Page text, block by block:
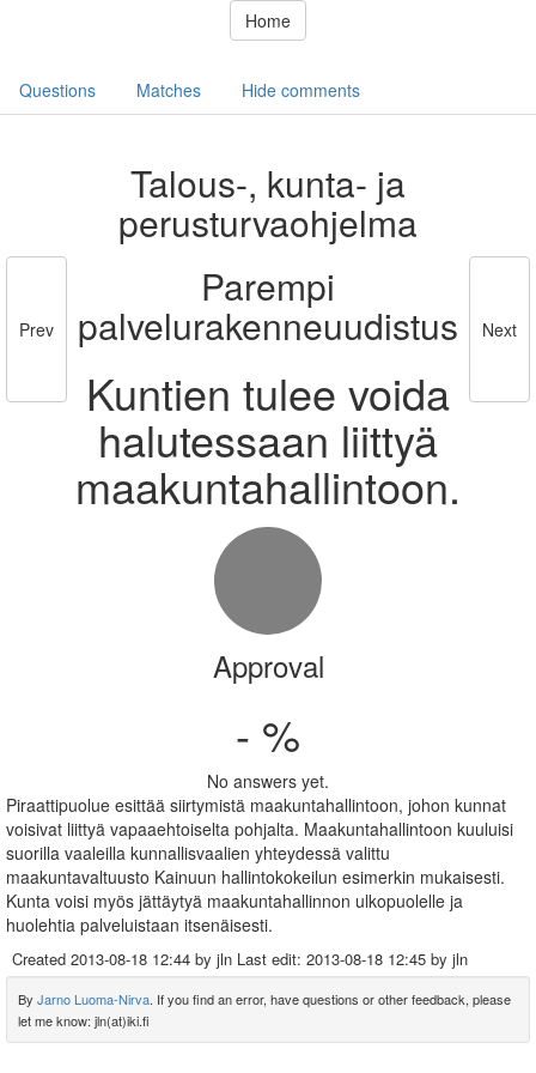
Home
Questions Matches Hide comments
Prev
Talous-, kunta- ja
perusturvaohjelma
Parempi
palvelurakenneuudistus
Kuntien tulee voida
halutessaan liittyä
maakuntahallintoon.
Next
Approval
- %
No answers yet.
Piraattipuolue esittää siirtymistä maakuntahallintoon, johon kunnat
voisivat liittyä vapaaehtoiselta pohjalta. Maakuntahallintoon kuuluisi
suorilla vaaleilla kunnallisvaalien yhteydessä valittu
maakuntavaltuusto Kainuun hallintokokeilun esimerkin mukaisesti.
Kunta voisi myös jättäytyä maakuntahallinnon ulkopuolelle ja
huolehtia palveluistaan itsenäisesti.
Created 2013-08-18 12:44 by jln Last edit: 2013-08-18 12:45 by jln
By Jarno Luoma-Nirva. If you find an error, have questions or other feedback, please
let me know: jln(at)iki.fi